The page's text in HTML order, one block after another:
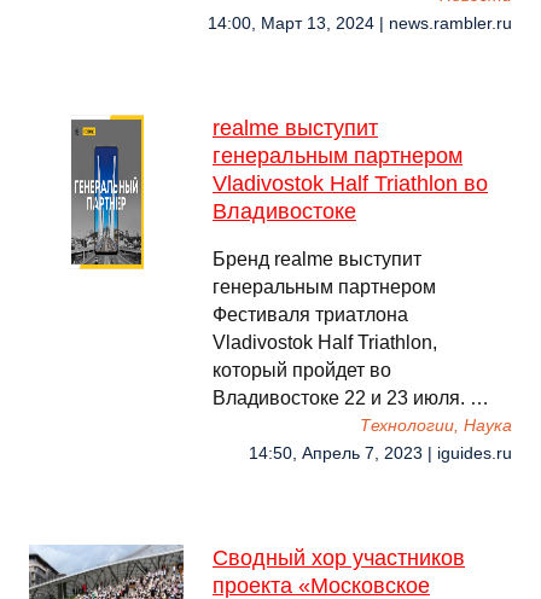
14:00, Март 13, 2024 | news.rambler.ru
realme выступит
генеральным партнером
Vladivostok Half Triathlon во
Владивостоке
Бренд realme выступит
генеральным партнером
Фестиваля триатлона
Vladivostok Half Triathlon,
который пройдет во
Владивостоке 22 и 23 июля. …
Технологии, Наука
14:50, Апрель 7, 2023 | iguides.ru
Сводный хор участников
проекта «Московское